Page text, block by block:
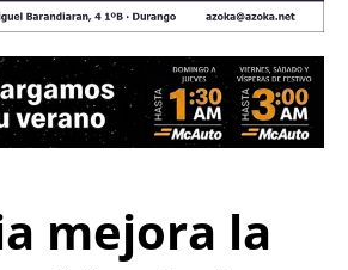
mejora la